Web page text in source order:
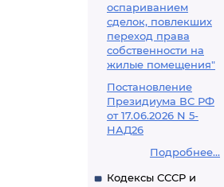
оспариванием
сделок, повлекших
переход права
собственности на
жилые помещения"
Постановление
Президиума ВС РФ
от 17.06.2026 N 5-
НАД26
Подробнее...
Кодексы СССР и